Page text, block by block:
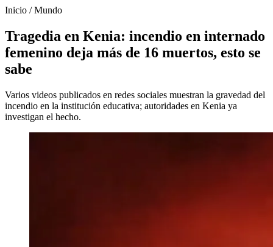
Inicio /Mundo
Tragedia en Kenia: incendio en internado
femenino deja más de 16 muertos, esto se
sabe
Varios videos publicados en redes sociales muestran la gravedad del
incendio en la institución educativa; autoridades en Kenia ya
investigan el hecho.